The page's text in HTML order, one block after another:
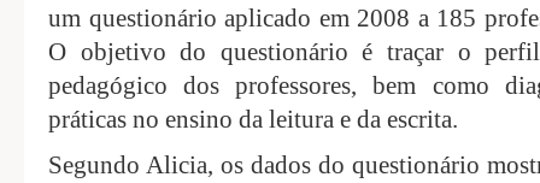
um questionário aplicado em 2008 a 185
O objetivo do questionário é traçar o
pedagógico dos professores, bem como
práticas no ensino da leitura e da escrita.
Segundo Alicia, os dados do questionário